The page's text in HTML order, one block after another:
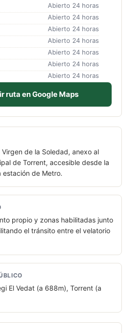
Abierto 24 horas
Abierto 24 horas
Abierto 24 horas
Abierto 24 horas
Abierto 24 horas
Abierto 24 horas
Abierto 24 horas
ruta en Google Maps
de la Soledad, anexo al
de Torrent, accesible desde la
estación de Metro.
propio y zonas habilitadas junto
el tránsito entre el velatorio
El Vedat (a 688m), Torrent (a